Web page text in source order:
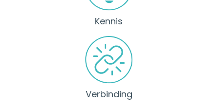
Kennis
Verbinding